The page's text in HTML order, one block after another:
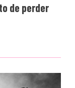
de perder